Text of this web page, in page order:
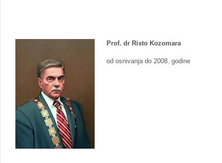
Prof. dr Risto Kozomara
od osnivanja do 2008. godine